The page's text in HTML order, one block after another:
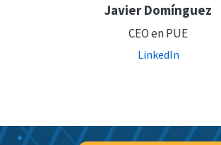
Javier Domínguez
CEO en PUE
LinkedIn